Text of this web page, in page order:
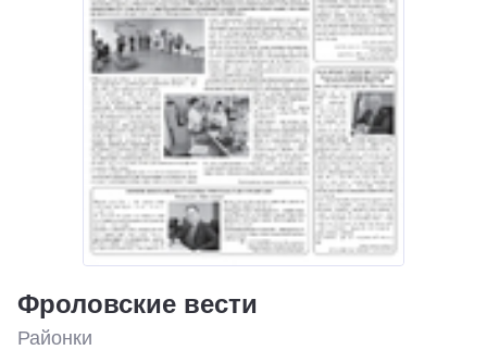
Фроловские вести
Районки